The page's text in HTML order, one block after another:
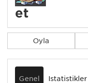
et
Oyla
Genel İstatistikler